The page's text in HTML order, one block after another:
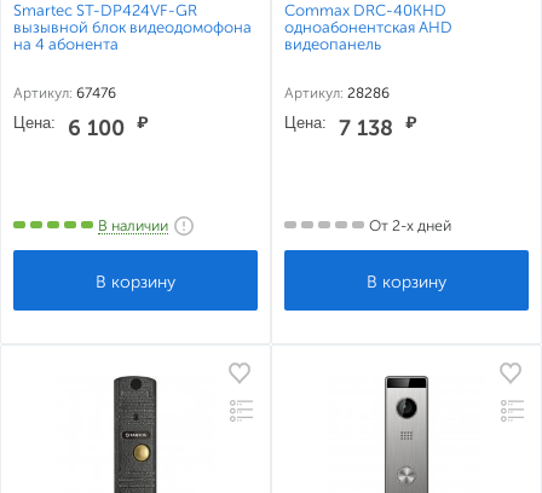
Smartec ST-DP424VF-GR
вызывной блок видеодомофона
на 4 абонента
Артикул: 67476
Цена: 6 100 ₽
В наличии
Commax DRC-40KHD
одноабонентская AHD
видеопанель
Артикул: 28286
Цена: 7 138 ₽
От 2-х дней